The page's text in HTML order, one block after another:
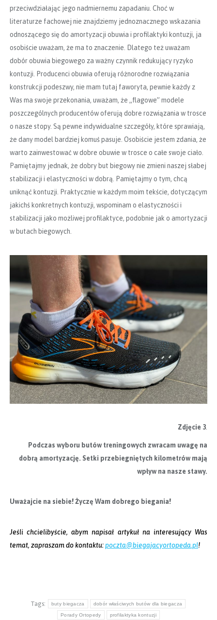
przeciwdziałając jego nadmiernemu zapadaniu. Choć w
literaturze fachowej nie znajdziemy jednoznacznego wskazania
odnoszącego się do amortyzacji obuwia i profilaktyki kontuzji, ja
osobiście uważam, że ma to znaczenie. Dlatego też uważam
dobór obuwia biegowego za ważny czynnik redukujący ryzyko
kontuzji. Producenci obuwia oferują różnorodne rozwiązania
konstrukcji podeszwy, nie mam tutaj faworyta, pewnie każdy z
Was ma swoje przekonania, uważam, że „flagowe” modele
poszczególnych producentów oferują dobre rozwiązania w trosce
o nasze stopy. Są pewne indywidualne szczegóły, które sprawiają,
że dany model bardziej komuś pasuje. Osobiście jestem zdania, że
warto zainwestować w dobre obuwie w trosce o całe swoje ciało.
Pamiętajmy jednak, że dobry but biegowy nie zmieni naszej słabej
stabilizacji i elastyczności w dobrą. Pamiętajmy o tym, chcą
uniknąć kontuzji. Praktycznie w każdym moim tekście, dotyczącym
jakichś konkretnych kontuzji, wspominam o elastyczności i
stabilizacji jako możliwej profilaktyce, podobnie jak o amortyzacji
w butach biegowych.
Zdjęcie 3
Podczas wyboru butów treningowych zwracam uwagę na
dobrą amortyzację. Setki przebiegniętych kilometrów mają
wpływ na nasze stawy.
Uważajcie na siebie! Życzę Wam dobrego biegania!
Jeśli chcielibyście, abym napisał artykuł na interesujący Was
temat, zapraszam do kontaktu:poczta@biegajacyortopeda.pl!
Tags: buty biegacza dobór właściwych butów dla biegacza
Porady Ortopedy profilaktyka kontuzji